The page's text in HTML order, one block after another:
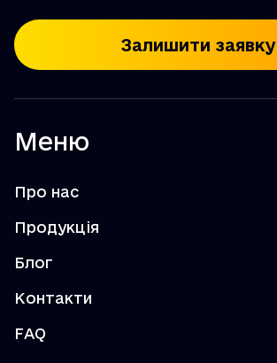
Меню
Про нас
Продукція
Блог
Контакти
FAQ
Залишити заявку